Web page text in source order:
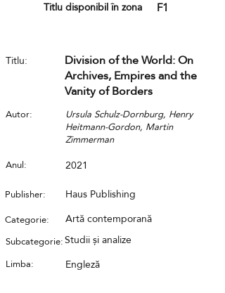
Titlu disponibil în zona F1
Titlu:
Division of the World: On
Archives, Empires and the
Vanity of Borders
Autor:
Ursula Schulz-Dornburg, Henry
Heitmann-Gordon, Martin
Zimmerman
Anul:
2021
Publisher: Haus Publishing
Categorie: Artă contemporană
Subcategorie:Studii și analize
Limba: Engleză